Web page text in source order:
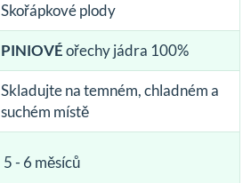
Skořápkové plody
PINIOVÉořechy jádra 100%
Skladujte na temném, chladném a
suchém místě
5 - 6 měsíců